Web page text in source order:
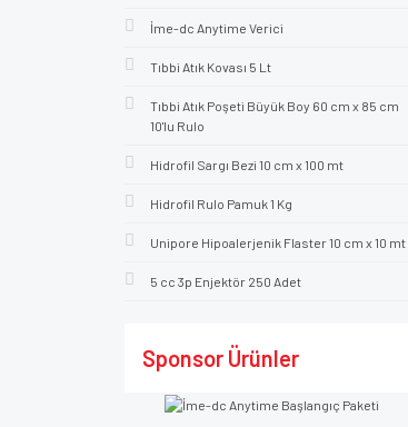
İme-dc Anytime Verici
Tıbbi Atık Kovası 5 Lt
Tıbbi Atık Poşeti Büyük Boy 60 cm x 85 cm
10'lu Rulo
Hidrofil Sargı Bezi 10 cm x 100 mt
Hidrofil Rulo Pamuk 1 Kg
Unipore Hipoalerjenik Flaster 10 cm x 10 mt
5 cc 3p Enjektör 250 Adet
Sponsor Ürünler